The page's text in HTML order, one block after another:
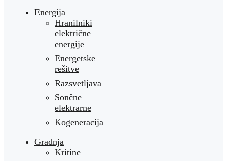
Energija
Hranilniki
električne
energije
Energetske
rešitve
Razsvetljava
Sončne
elektrarne
Kogeneracija
Gradnja
Kritine